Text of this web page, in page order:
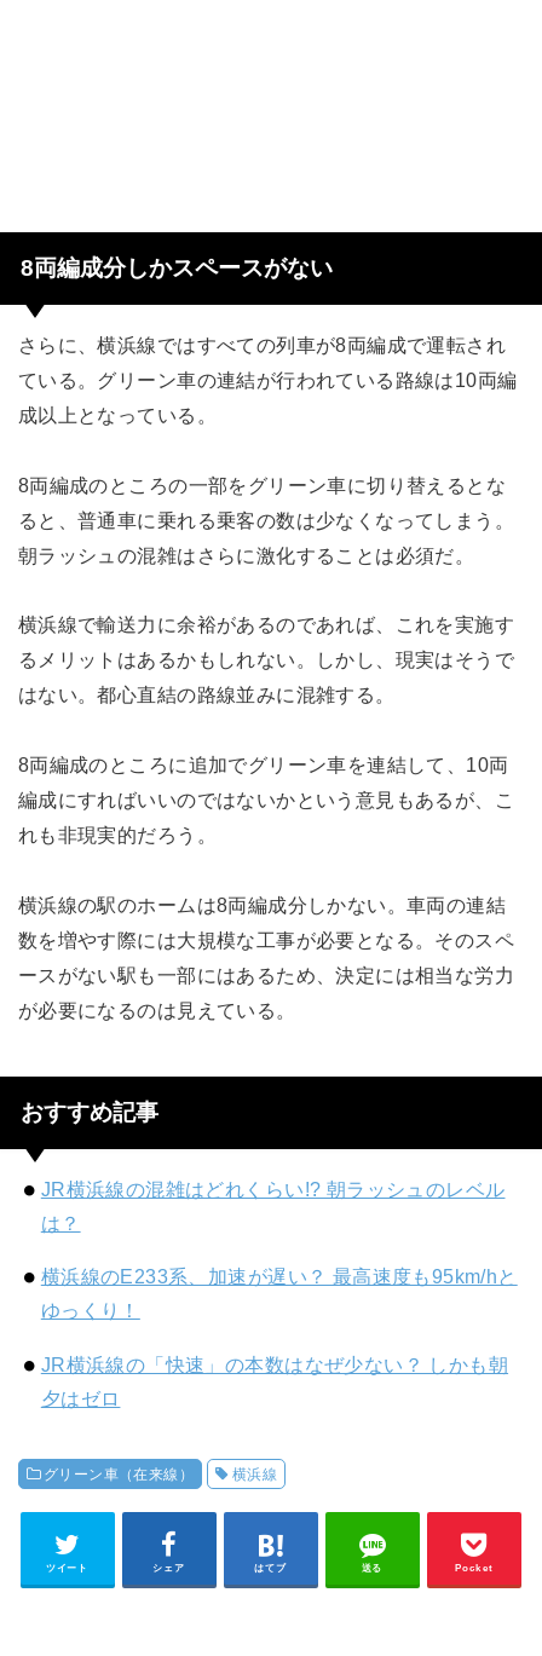
8両編成分しかスペースがない
さらに、横浜線ではすべての列車が8両編成で運転され
ている。グリーン車の連結が行われている路線は10両編
成以上となっている。
8両編成のところの一部をグリーン車に切り替えるとな
ると、普通車に乗れる乗客の数は少なくなってしまう。
朝ラッシュの混雑はさらに激化することは必須だ。
横浜線で輸送力に余裕があるのであれば、これを実施す
るメリットはあるかもしれない。しかし、現実はそうで
はない。都心直結の路線並みに混雑する。
8両編成のところに追加でグリーン車を連結して、10両
編成にすればいいのではないかという意見もあるが、こ
れも非現実的だろう。
横浜線の駅のホームは8両編成分しかない。車両の連結
数を増やす際には大規模な工事が必要となる。そのスペ
ースがない駅も一部にはあるため、決定には相当な労力
が必要になるのは見えている。
おすすめ記事
JR横浜線の混雑はどれくらい!? 朝ラッシュのレベル
は？
横浜線のE233系、加速が遅い？ 最高速度も95km/hと
ゆっくり！
JR横浜線の「快速」の本数はなぜ少ない？ しかも朝
夕はゼロ
グリーン車（在来線） 横浜線
ツイート シェア はてブ 送る Pocket